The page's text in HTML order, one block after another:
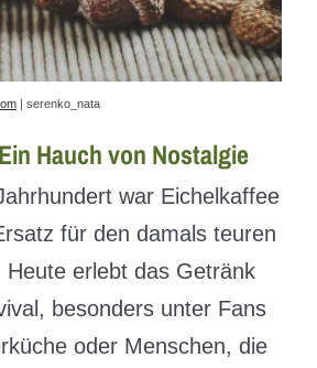
| serenko_nata
Hauch von Nostalgie
war Eichelkaffee
für den damals teuren
Heute erlebt das Getränk
besonders unter Fans
oder Menschen, die